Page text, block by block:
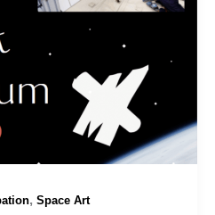
, Space Art